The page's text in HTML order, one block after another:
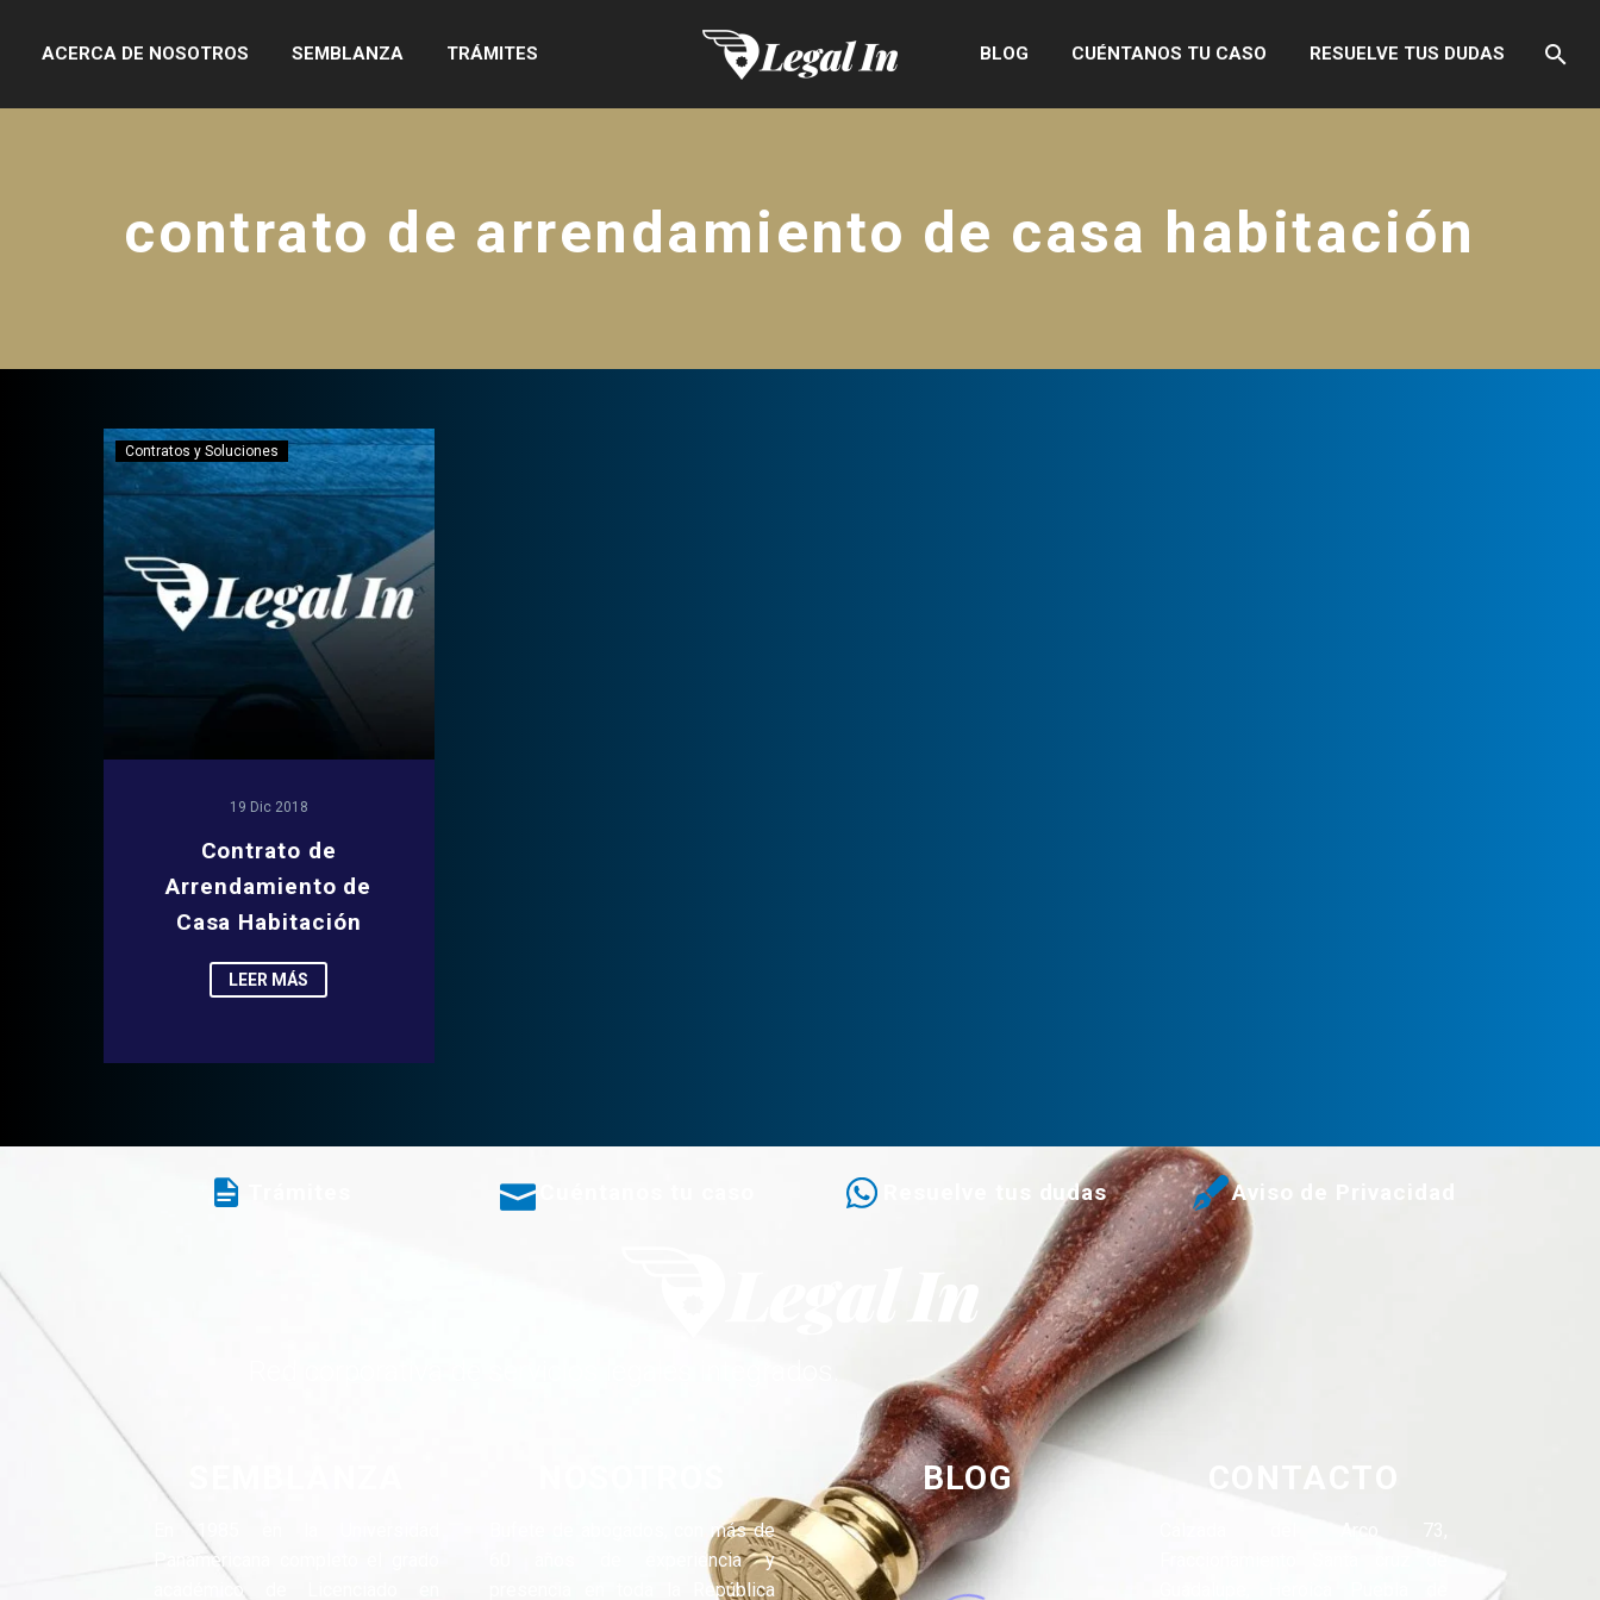
ACERCA DE NOSOTROS SEMBLANZA TRÁMITES BLOG CUÉNTANOS TU CASO RESUELVE TUS DUDAS
contrato de arrendamiento de casa habitación
Contratos y Soluciones
19 Dic 2018
Contrato de
Arrendamiento de
Casa Habitación
LEER MÁS
Resuelve tus dudas Aviso de Privacidad
En 1985 en la Universidad
Panamericana completo el grado
académico de Licenciado en
Bufete de abogados, con más de
60 años de experiencia y
presencia en toda la República
BLOG